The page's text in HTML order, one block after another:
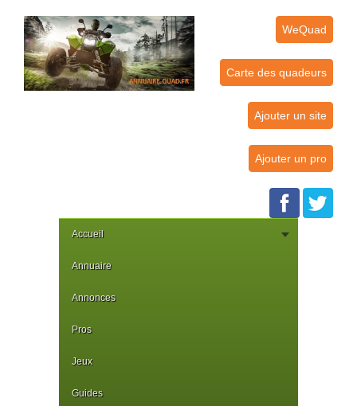
WeQuad
Carte des quadeurs
Ajouter un site
Ajouter un pro
Accueil
Annuaire
Annonces
Pros
Jeux
Guides